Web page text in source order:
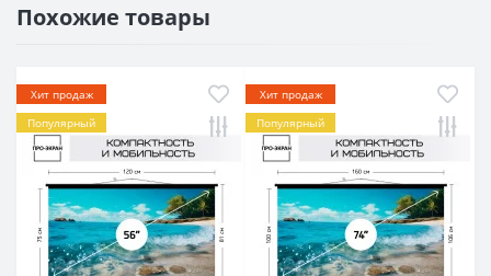
Похожие товары
Хит продаж
Популярный
Хит продаж
Популярный